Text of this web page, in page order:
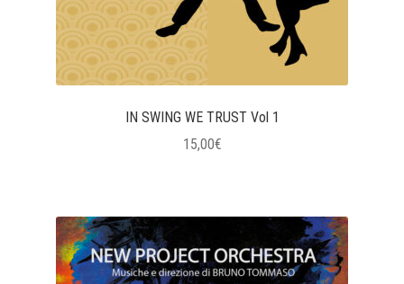
IN SWING WE TRUST Vol 1
15,00€